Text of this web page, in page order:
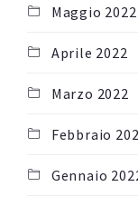
Maggio 2022
Aprile 2022
Marzo 2022
Febbraio
Gennaio